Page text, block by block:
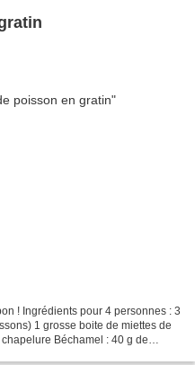
! Ingrédients pour 4 personnes : 3
1 grosse boite de miettes de
Béchamel : 40 g de